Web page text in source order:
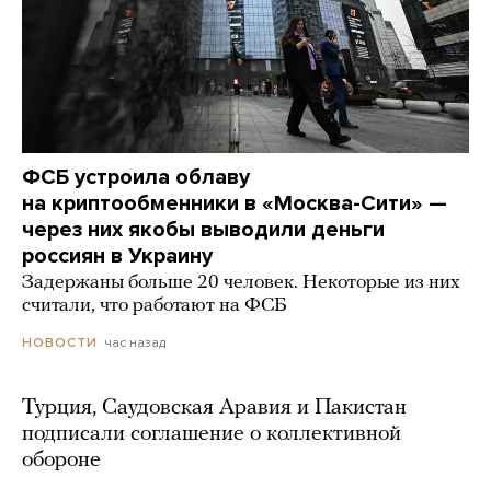
ФСБ устроила облаву
на криптообменники в «Москва-Сити» —
через них якобы выводили деньги
россиян в Украину
Задержаны больше 20 человек. Некоторые из них
считали, что работают на ФСБ
НОВОСТИ час назад
Турция, Саудовская Аравия и Пакистан
подписали соглашение о коллективной
обороне